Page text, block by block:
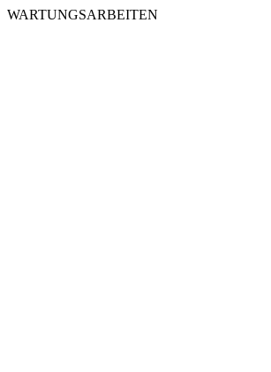
WARTUNGSARBEITEN